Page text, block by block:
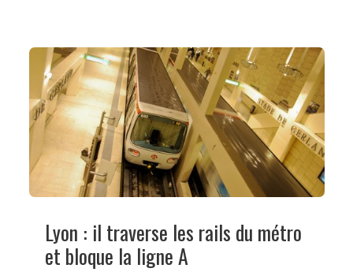
Lyon : il traverse les rails du métro
et bloque la ligne A